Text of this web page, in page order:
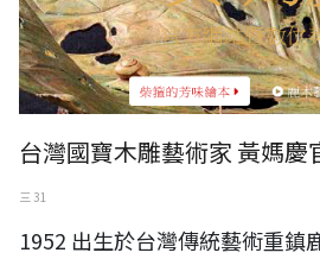
台灣國寶木雕藝術家 黃媽慶
三 31
1952 出生於台灣傳統藝術重鎮